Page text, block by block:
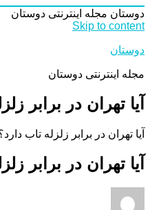
دوستان مجله اینترنتی دوستان
Skip to content
دوستان
مجله اینترنتی دوستان
آیا تهران در برابر
آیا تهران در برابر زلزله تاب
آیا تهران در برابر